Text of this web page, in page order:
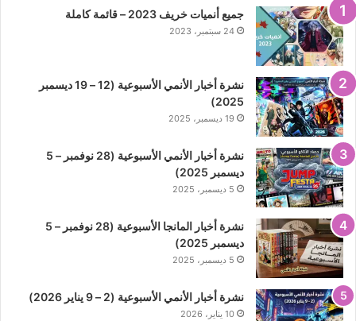
جميع أنميات خريف 2023 – قائمة كاملة
24 سبتمبر، 2023
نشرة أخبار الأنمي الأسبوعية (12 – 19 ديسمبر
2025)
19 ديسمبر، 2025
نشرة أخبار الأنمي الأسبوعية (28 نوفمبر – 5
ديسمبر 2025)
5 ديسمبر، 2025
نشرة أخبار المانجا الأسبوعية (28 نوفمبر – 5
ديسمبر 2025)
5 ديسمبر، 2025
نشرة أخبار الأنمي الأسبوعية (2 – 9 يناير 2026)
10 يناير، 2026